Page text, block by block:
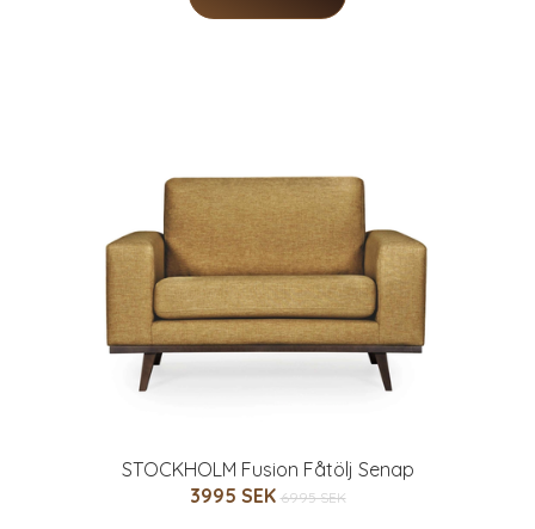
STOCKHOLM Fusion Fåtölj Senap
3995 SEK 6995 SEK